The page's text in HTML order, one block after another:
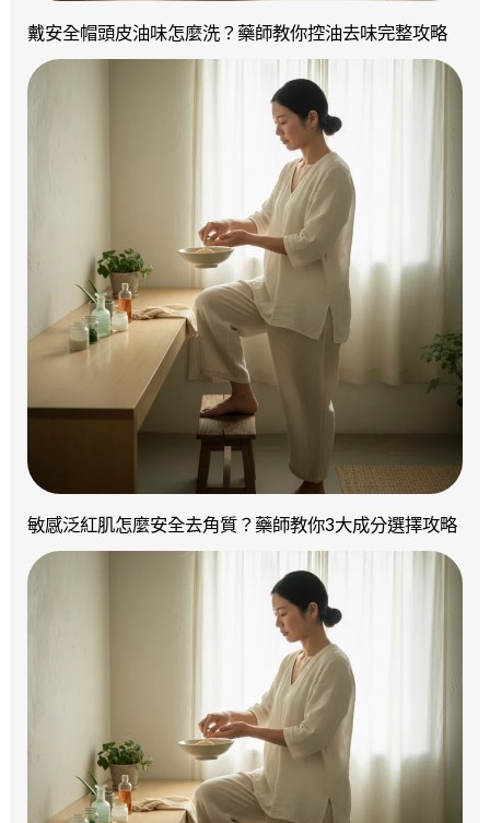
戴安全帽頭皮油味怎麼洗？藥師教你控油去味完整攻略
敏感泛紅肌怎麼安全去角質？藥師教你3大成分選擇攻略